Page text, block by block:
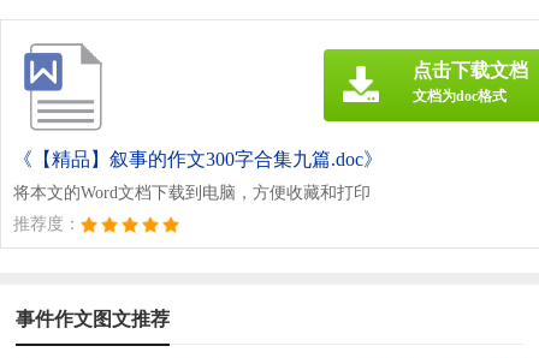
《【精品】叙事的作文300字合集九篇.doc》
将本文的Word文档下载到电脑，方便收藏和打印
推荐度：
点击下载文档
文档为doc格式
事件作文图文推荐